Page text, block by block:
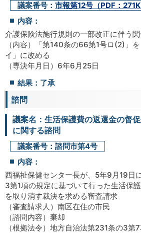
議案番号： 市報第12号（PDF：
内容：
介護保険法施行規則の一部改正に伴う
（内容）「第140条の66第1号ロ(2)」
イ」に改める
（専決年月日）6年6月25日
結果：了承
諮問
議案名：生活保護費の返還金の督
に関する諮問
議案番号：諮問市第4号
内容：
西福祉保健センター長が、5年9月19日
3第1項の規定に基づいて行った生活保
を取り消す裁決を求める審査請求
（審査請求人）南区在住の市民
（諮問内容）棄却
（根拠法令）地方自治法第231条の3第7